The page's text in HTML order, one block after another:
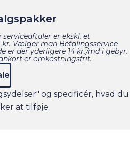
for 1 uge på et vilkårligt A&M
og akutte reparationer, såfremt
af reservedele m.m.
er ekskl. et
Vælger man Betalingsservice
er der yderligere 14 kr./md i gebyr.
er omkostningsfrit.
og specificér, hvad du
at tilføje.